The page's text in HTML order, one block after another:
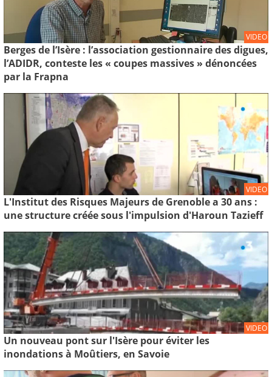
VIDEO
Berges de l’Isère : l’association gestionnaire des digues,
l’ADIDR, conteste les « coupes massives » dénoncées
par la Frapna
VIDEO
L'Institut des Risques Majeurs de Grenoble a 30 ans :
une structure créée sous l'impulsion d'Haroun Tazieff
VIDEO
Un nouveau pont sur l'Isère pour éviter les
inondations à Moûtiers, en Savoie